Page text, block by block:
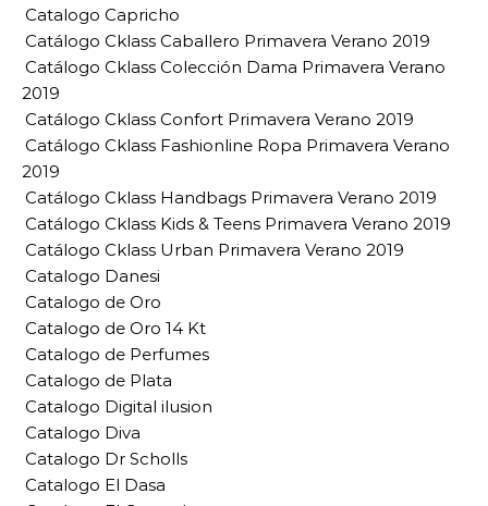
Catalogo Capricho
Catálogo Cklass Caballero Primavera Verano 2019
Catálogo Cklass Colección Dama Primavera Verano
2019
Catálogo Cklass Confort Primavera Verano 2019
Catálogo Cklass Fashionline Ropa Primavera Verano
2019
Catálogo Cklass Handbags Primavera Verano 2019
Catálogo Cklass Kids & Teens Primavera Verano 2019
Catálogo Cklass Urban Primavera Verano 2019
Catalogo Danesi
Catalogo de Oro
Catalogo de Oro 14 Kt
Catalogo de Perfumes
Catalogo de Plata
Catalogo Digital ilusion
Catalogo Diva
Catalogo Dr Scholls
Catalogo El Dasa